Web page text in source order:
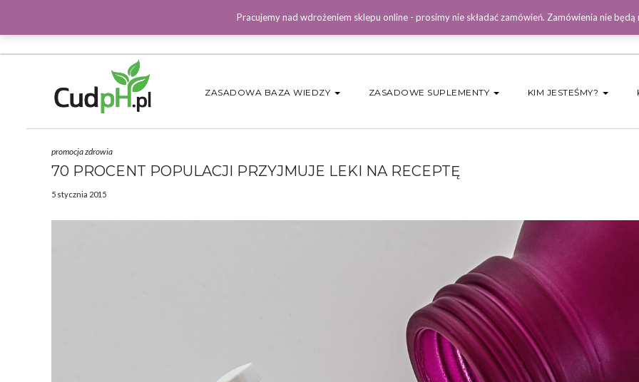
ZASADOWA BAZA WIEDZY ZASADOWE SUPLEMENTY KIM JESTEŚMY?
promocja zdrowia
70 PROCENT POPULACJI PRZYJMUJE LEKI NA RECEPTĘ
5 stycznia 2015
Pracujemy nad wdrożeniem sklepu online - prosimy nie składać zamówień. Zamówienia nie będą